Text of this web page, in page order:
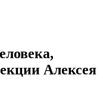
Алексея